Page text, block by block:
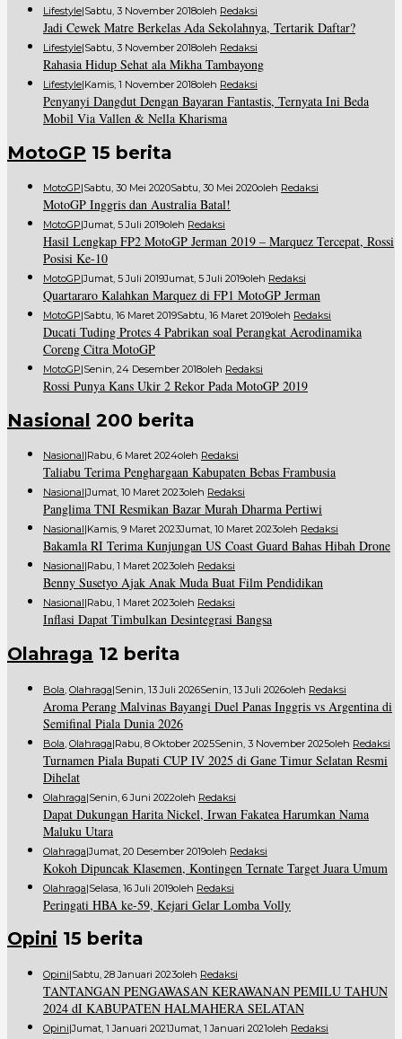
Lifestyle|Sabtu, 3 November 2018Oleh Redaksi
Jadi Cewek Matre Berkelas Ada Sekolahnya, Tertarik Daftar?
Lifestyle|Sabtu, 3 November 2018Oleh Redaksi
Rahasia Hidup Sehat ala Mikha Tambayong
Lifestyle|Kamis, 1 November 2018Oleh Redaksi
Penyanyi Dangdut Dengan Bayaran Fantastis, Ternyata Ini Beda
Mobil Via Vallen & Nella Kharisma
MotoGP 15 berita
MotoGP|Sabtu, 30 Mei 2020Sabtu, 30 Mei 2020Oleh Redaksi
MotoGP Inggris dan Australia Batal!
MotoGP|Jumat, 5 Juli 2019Oleh Redaksi
Hasil Lengkap FP2 MotoGP Jerman 2019 – Marquez Tercepat, Rossi
Posisi Ke-10
MotoGP|Jumat, 5 Juli 2019Jumat, 5 Juli 2019Oleh Redaksi
Quartararo Kalahkan Marquez di FP1 MotoGP Jerman
MotoGP|Sabtu, 16 Maret 2019Sabtu, 16 Maret 2019Oleh Redaksi
Ducati Tuding Protes 4 Pabrikan soal Perangkat Aerodinamika
Coreng Citra MotoGP
MotoGP|Senin, 24 Desember 2018Oleh Redaksi
Rossi Punya Kans Ukir 2 Rekor Pada MotoGP 2019
Nasional 200 berita
Nasional|Rabu, 6 Maret 2024Oleh Redaksi
Taliabu Terima Penghargaan Kabupaten Bebas Frambusia
Nasional|Jumat, 10 Maret 2023Oleh Redaksi
Panglima TNI Resmikan Bazar Murah Dharma Pertiwi
Nasional|Kamis, 9 Maret 2023Jumat, 10 Maret 2023Oleh Redaksi
Bakamla RI Terima Kunjungan US Coast Guard Bahas Hibah Drone
Nasional|Rabu, 1 Maret 2023Oleh Redaksi
Benny Susetyo Ajak Anak Muda Buat Film Pendidikan
Nasional|Rabu, 1 Maret 2023Oleh Redaksi
Inflasi Dapat Timbulkan Desintegrasi Bangsa
Olahraga 12 berita
Bola Olahraga|Senin, 13 Juli 2026Senin, 13 Juli 2026Oleh Redaksi
Aroma Perang Malvinas Bayangi Duel Panas Inggris vs Argentina di
Semifinal Piala Dunia 2026
Bola Olahraga|Rabu, 8 Oktober 2025Senin, 3 November 2025Oleh Redaksi
Turnamen Piala Bupati CUP IV 2025 di Gane Timur Selatan Resmi
Dihelat
Olahraga|Senin, 6 Juni 2022Oleh Redaksi
Dapat Dukungan Harita Nickel, Irwan Fakatea Harumkan Nama
Maluku Utara
Olahraga|Jumat, 20 Desember 2019Oleh Redaksi
Kokoh Dipuncak Klasemen, Kontingen Ternate Target Juara Umum
Olahraga|Selasa, 16 Juli 2019Oleh Redaksi
Peringati HBA ke-59, Kejari Gelar Lomba Volly
Opini 15 berita
Opini|Sabtu, 28 Januari 2023Oleh Redaksi
TANTANGAN PENGAWASAN KERAWANAN PEMILU TAHUN
2024 dI KABUPATEN HALMAHERA SELATAN
Opini|Jumat, 1 Januari 2021Jumat, 1 Januari 2021Oleh Redaksi